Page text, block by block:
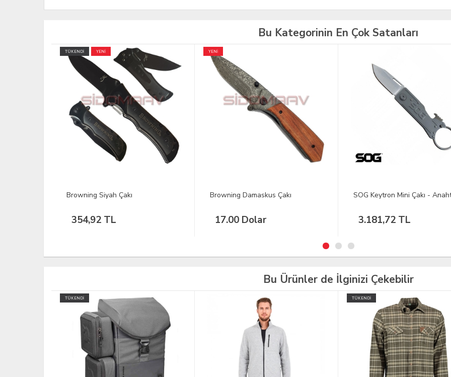
Bu Kategorinin En Çok Satanları
YENİ
Browning Damaskus Çakı
17.00 Dolar
SOG Keytron Mini Çakı - Anahtarlık
3.181,72 TL
Crkt Siyah Tüy Çakı
406,78 TL
Bu Ürünler de İlginizi Çekebilir
İNDİRİM